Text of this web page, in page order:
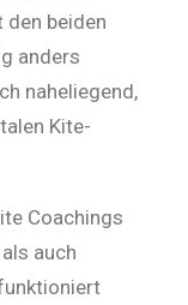
den beiden
anders
naheliegend,
Kite-
Coachings
auch